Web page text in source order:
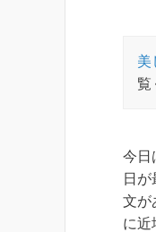
美
覧
今日
日
文が
に近